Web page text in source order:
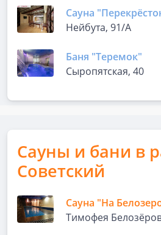
Сауна
Нейбута, 91/А
Баня "Теремок"
Сыропятская, 40
Сауны и бани в
Советский
Сауна "На
Тимофея